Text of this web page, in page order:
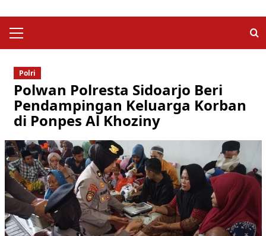
Menu
Polri
Polwan Polresta Sidoarjo Beri
Pendampingan Keluarga Korban
di Ponpes Al Khoziny